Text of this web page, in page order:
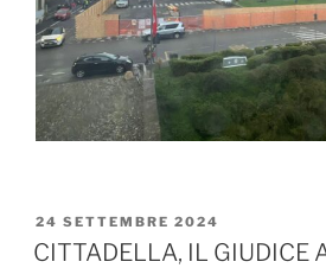
PUBBLICATO
IL
24 SETTEMBRE 2024
CITTADELLA, IL GIUDICE